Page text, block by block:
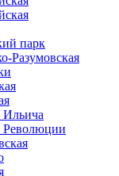
парк
Разумовская